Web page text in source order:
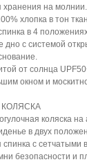
хранения на молнии.
хлопка в тон
в 4
дно с системой
от солнца
окном и
коляска
в двух
спинка с сетчатыми
безопасности и